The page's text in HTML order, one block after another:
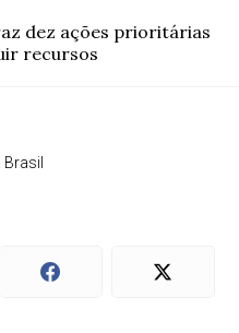
dez ações prioritárias
recursos